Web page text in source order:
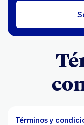
Términos y